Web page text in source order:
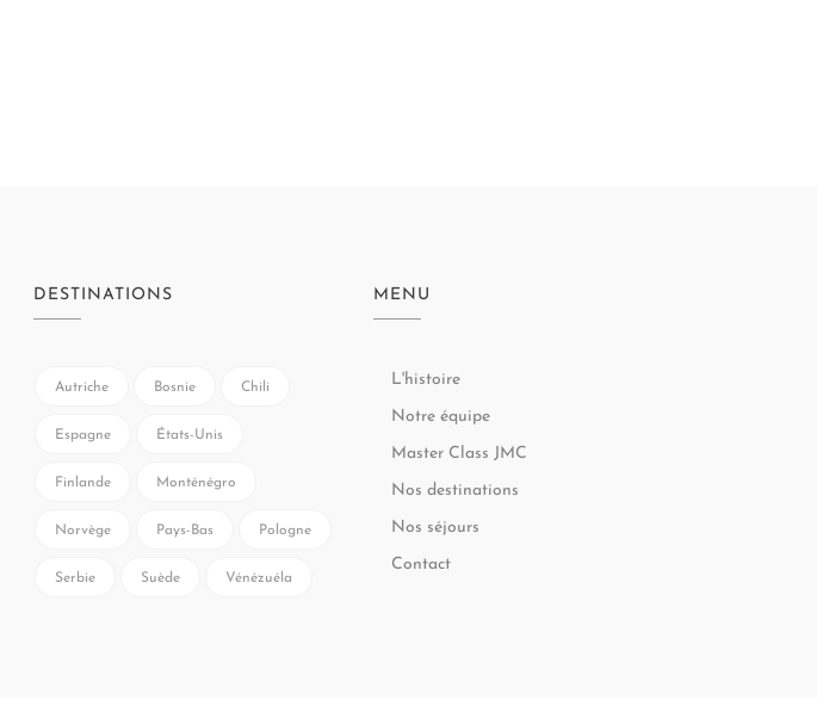
DESTINATIONS
Autriche Bosnie Chili
Espagne États-Unis
Finlande Monténégro
Norvège Pays-Bas Pologne
Serbie Suède Vénézuéla
MENU
L'histoire
Notre équipe
Master Class JMC
Nos destinations
Nos séjours
Contact